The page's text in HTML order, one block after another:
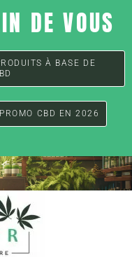
DE VOUS
À BASE DE
CBD EN 2026